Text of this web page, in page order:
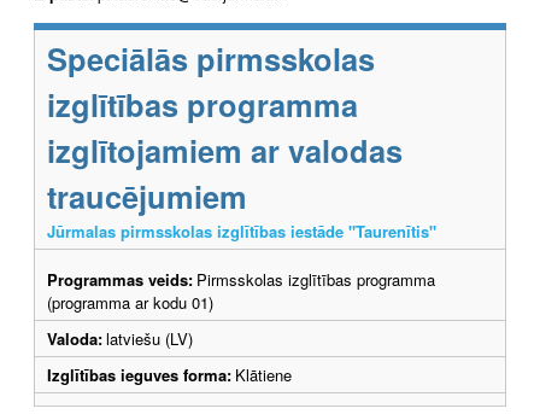
Speciālās pirmsskolas
izglītības programma
izglītojamiem ar valodas
traucējumiem
Jūrmalas pirmsskolas izglītības iestāde "Taurenītis"
Programmas veids: Pirmsskolas izglītības programma
(programma ar kodu 01)
Valoda:latviešu (LV)
Izglītības ieguves forma: Klātiene